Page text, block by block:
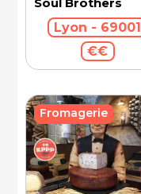
Lyon - 69001
€€
Fromagerie